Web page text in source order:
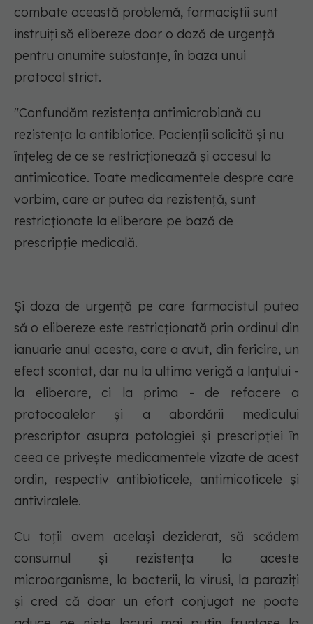
combate această problemă, farmaciștii sunt
instruiți să elibereze doar o doză de urgență
pentru anumite substanțe, în baza unui
protocol strict.
"Confundăm rezistența antimicrobiană cu
rezistența la antibiotice. Pacienții solicită și nu
înțeleg de ce se restricționează și accesul la
antimicotice. Toate medicamentele despre care
vorbim, care ar putea da rezistență, sunt
restricționate la eliberare pe bază de
prescripție medicală.
Și doza de urgență pe care farmacistul putea
să o elibereze este restricționată prin ordinul din
ianuarie anul acesta, care a avut, din fericire, un
efect scontat, dar nu la ultima verigă a lanțului -
la eliberare, ci la prima - de refacere a
protocoalelor și a abordării medicului
prescriptor asupra patologiei și prescripției în
ceea ce privește medicamentele vizate de acest
ordin, respectiv antibioticele, antimicoticele și
antiviralele.
Cu toții avem același deziderat, să scădem
consumul și rezistența la aceste
microorganisme, la bacterii, la virusi, la paraziți
și cred că doar un efort conjugat ne poate